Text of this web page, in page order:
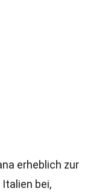
erheblich zur
bei,